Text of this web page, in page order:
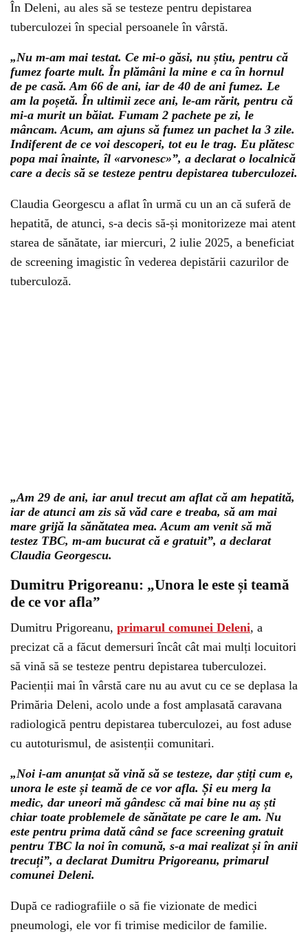
În Deleni, au ales să se testeze pentru depistarea
tuberculozei în special persoanele în vârstă.
„Nu m-am mai testat. Ce mi-o găsi, nu știu, pentru că
fumez foarte mult. În plămâni la mine e ca în hornul
de pe casă. Am 66 de ani, iar de 40 de ani fumez. Le
am la poșetă. În ultimii zece ani, le-am rărit, pentru că
mi-a murit un băiat. Fumam 2 pachete pe zi, le
mâncam. Acum, am ajuns să fumez un pachet la 3 zile.
Indiferent de ce voi descoperi, tot eu le trag. Eu plătesc
popa mai înainte, îl «arvonesc»”, a declarat o localnică
care a decis să se testeze pentru depistarea tuberculozei.
Claudia Georgescu a aflat în urmă cu un an că suferă de
hepatită, de atunci, s-a decis să-și monitorizeze mai atent
starea de sănătate, iar miercuri, 2 iulie 2025, a beneficiat
de screening imagistic în vederea depistării cazurilor de
tuberculoză.
„Am 29 de ani, iar anul trecut am aflat că am hepatită,
iar de atunci am zis să văd care e treaba, să am mai
mare grijă la sănătatea mea. Acum am venit să mă
testez TBC, m-am bucurat că e gratuit”, a declarat
Claudia Georgescu.
Dumitru Prigoreanu: „Unora le este și teamă
de ce vor afla”
Dumitru Prigoreanu, primarul comunei Deleni, a
precizat că a făcut demersuri încât cât mai mulți locuitori
să vină să se testeze pentru depistarea tuberculozei.
Pacienții mai în vârstă care nu au avut cu ce se deplasa la
Primăria Deleni, acolo unde a fost amplasată caravana
radiologică pentru depistarea tuberculozei, au fost aduse
cu autoturismul, de asistenții comunitari.
„Noi i-am anunțat să vină să se testeze, dar știți cum e,
unora le este și teamă de ce vor afla. Și eu merg la
medic, dar uneori mă gândesc că mai bine nu aș ști
chiar toate problemele de sănătate pe care le am. Nu
este pentru prima dată când se face screening gratuit
pentru TBC la noi în comună, s-a mai realizat și în anii
trecuți”, a declarat Dumitru Prigoreanu, primarul
comunei Deleni.
După ce radiografiile o să fie vizionate de medici
pneumologi, ele vor fi trimise medicilor de familie.